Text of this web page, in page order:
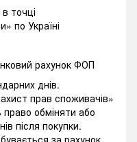
точці
по Україні
рахунок ФОП
днів.
прав споживачів»
обміняти або
після покупки.
за рахунок